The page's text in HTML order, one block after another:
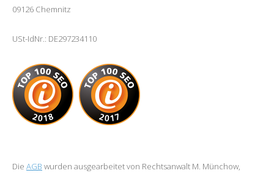
09126 Chemnitz
USt-IdNr.: DE297234110
Die AGB wurden ausgearbeitet von Rechtsanwalt M. Münchow,